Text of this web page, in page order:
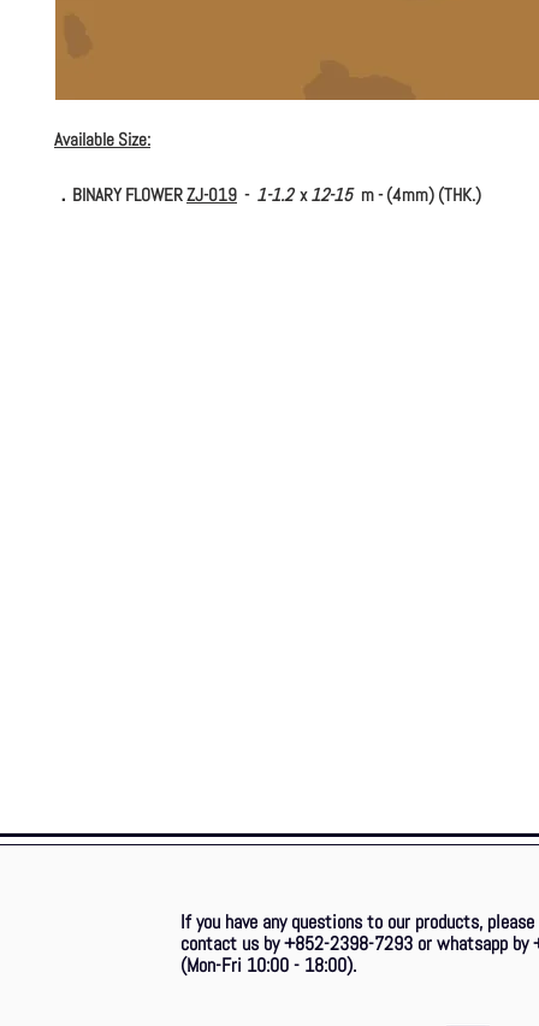
Available Size:
．BINARY FLOWERZJ-019 - 1-1.2x12-15m - (4mm) (THK.)
If you have any questions to our products,
contact us by +852-2398-7293 or whatsapp by
(Mon-Fri 10:00 - 18:00).